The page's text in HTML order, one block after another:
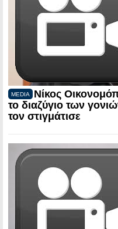
MEDIA
Νίκος
το διαζύγιο των
τον στιγμάτισε